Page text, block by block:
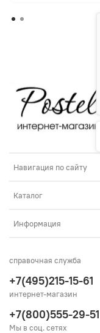
Навигация по сайту
Каталог
Информация
справочная служба
+7(495)215-15-61
интернет-магазин
+7(800)555-29-51
Мы в соц. сетях